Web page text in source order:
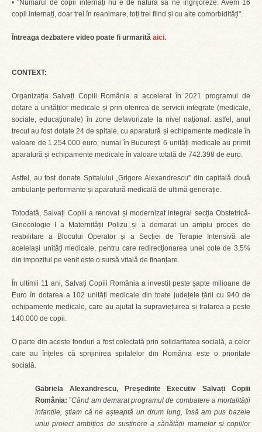
• "Numărul de copii internați nu e de natură să ne îngrijoreze. Avem 16
copii internați, doar trei în reanimare, toți trei fiind și cu alte comorbidități".
Întreaga dezbatere video poate fi urmarită aici.
CONTEXT:
Organizația Salvați Copiii România a accelerat în 2021 programul de
dotare a unităților medicale și prin oferirea de servicii integrate (medicale,
sociale, educaționale) în zone defavorizate la nivel național: astfel, anul
trecut au fost dotate 24 de spitale, cu aparatură și echipamente medicale în
valoare de 1.254.000 euro; numai în București 6 unități medicale au primit
aparatură și echipamente medicale în valoare totală de 742.398 de euro.
Astfel, au fost donate Spitalului „Grigore Alexandrescu” din capitală două
ambulanțe performante și aparatură medicală de ultimă generație.
Totodată, Salvați Copiii a renovat și modernizat integral secția Obstetrică-
Ginecologie I a Maternității Polizu și a demarat un amplu proces de
reabilitare a Blocului Operator și a Secției de Terapie Intensivă ale
aceleiași unități medicale, pentru care redirecționarea unei cote de 3,5%
din impozitul pe venit este o sursă vitală de finanțare.
În ultimii 11 ani, Salvați Copiii România a investit peste șapte milioane de
Euro în dotarea a 102 unități medicale din toate județele țării cu 940 de
echipamente medicale, care au ajutat la supraviețuirea și tratarea a peste
140.000 de copii.
O parte din aceste fonduri a fost colectată prin solidaritatea socială, a celor
care au înțeles că sprijinirea spitalelor din România este o prioritate
socială.
Gabriela Alexandrescu, Președinte Executiv Salvați Copiii
România: ”Când am demarat programul de combatere a mortalității
infantile, știam că ne așteaptă un drum lung, însă am pus bazele
unui proiect ambițios de susținere a sănătății mamelor și copiilor